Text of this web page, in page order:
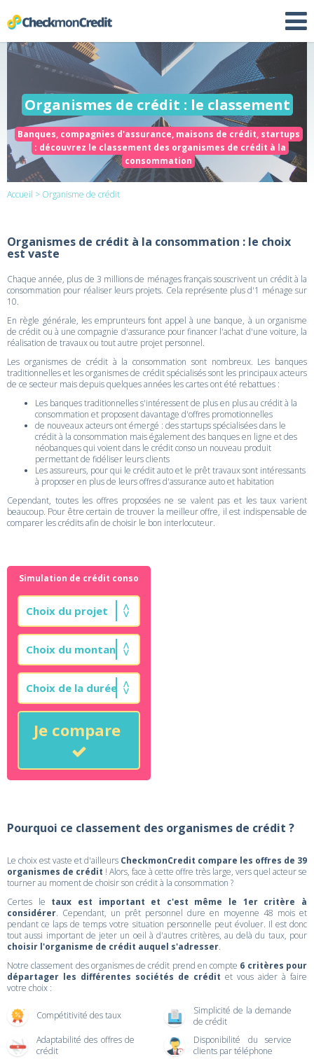
Organismes de crédit : le classement
Banques, compagnies d'assurance, maisons de crédit, startups
: découvrez le classement des organismes de crédit à la
consommation
Accueil > Organisme de crédit
Organismes de crédit à la consommation : le choix
est vaste
Chaque année, plus de 3 millions de ménages français souscrivent un crédit à la
consommation pour réaliser leurs projets. Cela représente plus d'1 ménage sur
10.
En règle générale, les emprunteurs font appel à une banque, à un organisme
de crédit ou à une compagnie d'assurance pour financer l'achat d'une voiture, la
réalisation de travaux ou tout autre projet personnel.
Les organismes de crédit à la consommation sont nombreux. Les banques
traditionnelles et les organismes de crédit spécialisés sont les principaux acteurs
de ce secteur mais depuis quelques années les cartes ont été rebattues :
Les banques traditionnelles s'intéressent de plus en plus au crédit à la
consommation et proposent davantage d'offres promotionnelles
de nouveaux acteurs ont émergé : des startups spécialisées dans le
crédit à la consommation mais également des banques en ligne et des
néobanques qui voient dans le crédit conso un nouveau produit
permettant de fidéliser leurs clients
Les assureurs, pour qui le crédit auto et le prêt travaux sont intéressants
à proposer en plus de leurs offres d'assurance auto et habitation
Cependant, toutes les offres proposées ne se valent pas et les taux varient
beaucoup. Pour être certain de trouver la meilleur offre, il est indispensable de
comparer les crédits afin de choisir le bon interlocuteur.
Simulation de crédit conso
Je compare
Pourquoi ce classement des organismes de crédit ?
Le choix est vaste et d'ailleurs CheckmonCredit compare les offres de 39
organismes de crédit ! Alors, face à cette offre très large, vers quel acteur se
tourner au moment de choisir son crédit à la consommation ?
Certes le taux est important et c'est même le 1er critère à
considérer. Cependant, un prêt personnel dure en moyenne 48 mois et
pendant ce laps de temps votre situation personnelle peut évoluer. Il est donc
tout aussi important de jeter un oeil à d'autres critères, au delà du taux, pour
choisir l'organisme de crédit auquel s'adresser.
Notre classement des organismes de crédit prend en compte 6 critères pour
départager les différentes sociétés de crédit et vous aider à faire
votre choix :
Compétitivité des taux
Simplicité de la demande
de crédit
Adaptabilité des offres de
crédit
Disponibilité du service
clients par téléphone